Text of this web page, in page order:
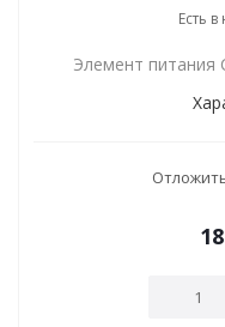
Есть
Элемент питания